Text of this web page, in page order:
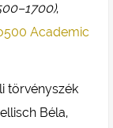
,
Academic
törvényszék
Béla,